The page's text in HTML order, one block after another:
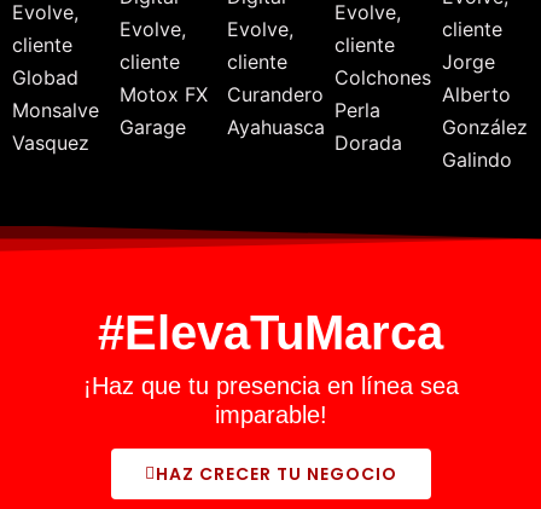
#ElevaTuMarca
¡Haz que tu presencia en línea sea
imparable!
HAZ CRECER TU NEGOCIO